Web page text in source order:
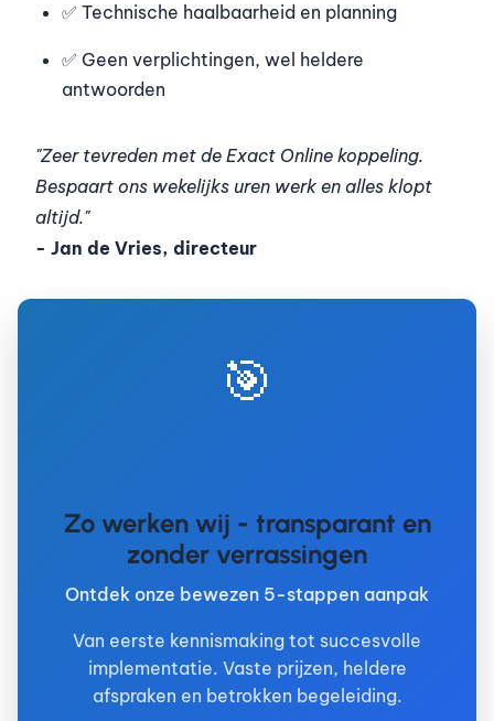
✅ Technische haalbaarheid en planning
✅ Geen verplichtingen, wel heldere
antwoorden
"Zeer tevreden met de Exact Online koppeling.
Bespaart ons wekelijks uren werk en alles klopt
altijd."
- Jan de Vries, directeur
🎯
Zo werken wij - transparant en
zonder verrassingen
Ontdek onze bewezen 5-stappen aanpak
Van eerste kennismaking tot succesvolle
implementatie. Vaste prijzen, heldere
afspraken en betrokken begeleiding.